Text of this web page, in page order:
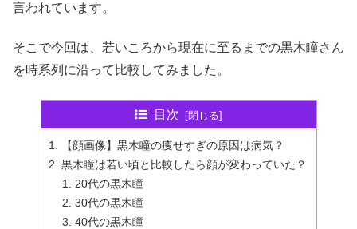
言われています。
そこで今回は、若いころから現在に至るまでの黒木瞳さん
を時系列に沿って比較してみました。
目次
【顔画像】黒木瞳の痩せすぎの原因は病気？
黒木瞳は若い頃と比較したら顔が変わっていた？
20代の黒木瞳
30代の黒木瞳
40代の黒木瞳